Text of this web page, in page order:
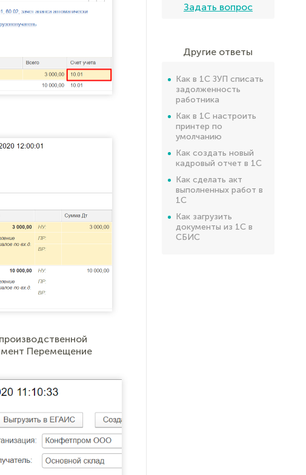
Перемещение
Задать вопрос
Другие ответы
Как в 1С ЗУП списать
задолженность
работника
Как в 1С настроить
принтер по
умолчанию
Как создать новый
кадровый отчет в 1С
Как сделать акт
выполненных работ в
1С
Как загрузить
документы из 1С в
СБИС